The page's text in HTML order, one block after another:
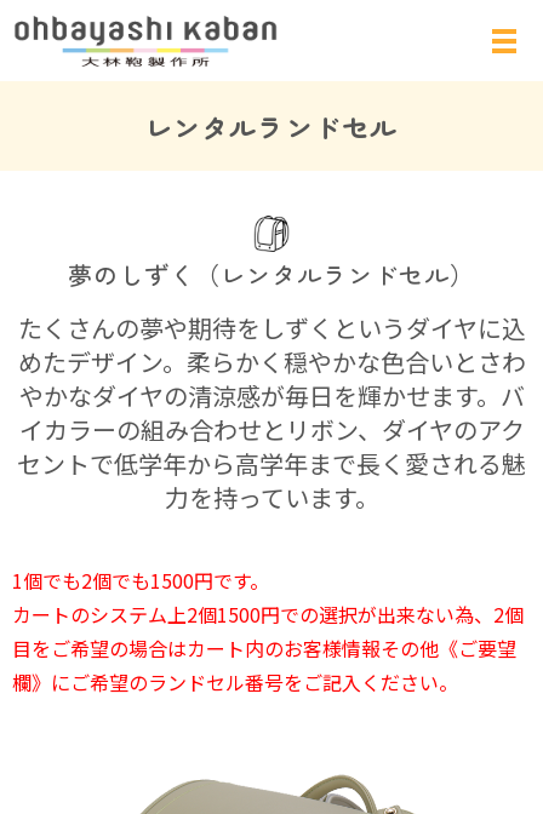
レンタルランドセル
夢のしずく（レンタルランドセル）
たくさんの夢や期待をしずくというダイヤに込
めたデザイン。柔らかく穏やかな色合いとさわ
やかなダイヤの清涼感が毎日を輝かせます。バ
イカラーの組み合わせとリボン、ダイヤのアク
セントで低学年から高学年まで長く愛される魅
力を持っています。
1個でも2個でも1500円です。
カートのシステム上2個1500円での選択が出来ない為、2個
目をご希望の場合はカート内のお客様情報その他《ご要望
欄》にご希望のランドセル番号をご記入ください。